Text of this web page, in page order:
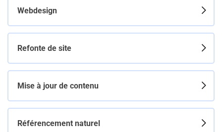
Webdesign
Refonte de site
Mise à jour de contenu
Référencement naturel